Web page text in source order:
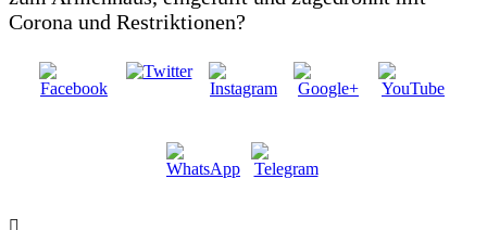
Corona und Restriktionen?